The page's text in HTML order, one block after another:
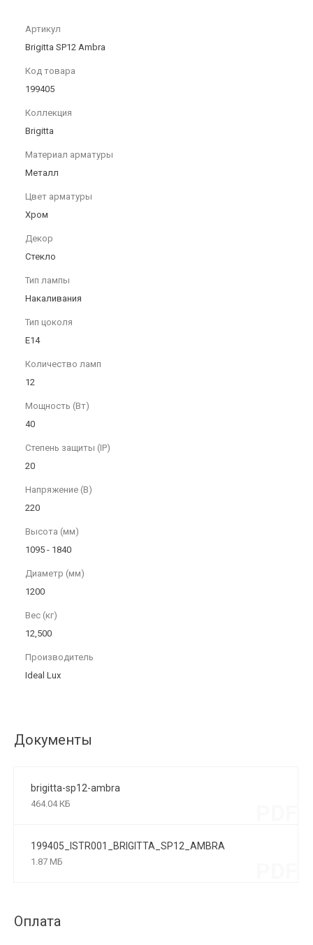
Артикул
Brigitta SP12 Ambra
Код товара
199405
Коллекция
Brigitta
Материал арматуры
Металл
Цвет арматуры
Хром
Декор
Стекло
Тип лампы
Накаливания
Тип цоколя
E14
Количество ламп
12
Мощность (Вт)
40
Степень защиты (IP)
20
Напряжение (В)
220
Высота (мм)
1095 - 1840
Диаметр (мм)
1200
Вес (кг)
12,500
Производитель
Ideal Lux
Документы
brigitta-sp12-ambra
464.04 КБ
199405_ISTR001_BRIGITTA_SP12_AMBRA
1.87 МБ
Оплата